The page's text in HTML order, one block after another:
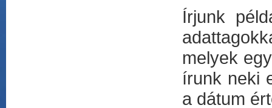
Írjunk
melyek
írunk neki
a dátum